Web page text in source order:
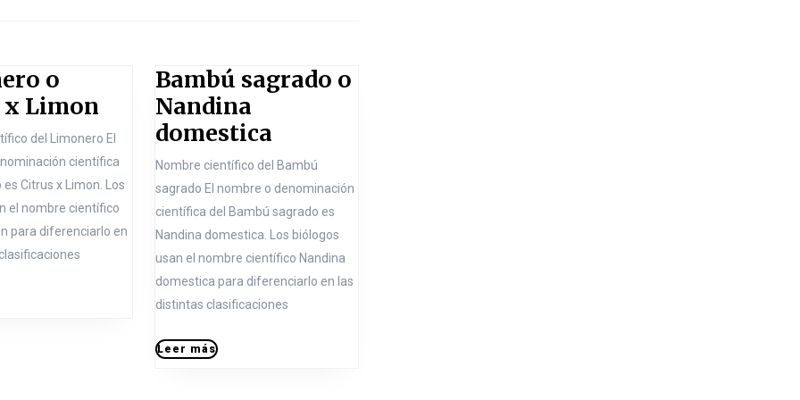
x
t
p
o
s
t
:
o
Limon
i
m
o
n
e
del Limonero El
científica
Citrus x Limon. Los
el nombre científico
para diferenciarlo en
Bambú sagrado o
Nandina
domesticaB
a
m
b
ú
s
a
Nombre científico del Bambú
sagrado El nombre o denominación
científica del Bambú sagrado es
Nandina domestica. Los biólogos
usan el nombre científico Nandina
domestica para diferenciarlo en las
distintas clasificaciones
Leer másL